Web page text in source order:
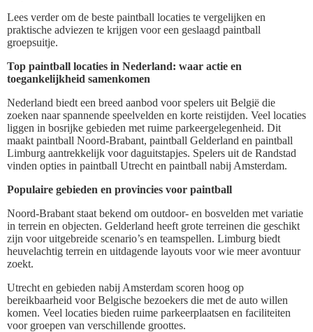
Lees verder om de beste paintball locaties te vergelijken en
praktische adviezen te krijgen voor een geslaagd paintball
groepsuitje.
Top paintball locaties in Nederland: waar actie en
toegankelijkheid samenkomen
Nederland biedt een breed aanbod voor spelers uit België die
zoeken naar spannende speelvelden en korte reistijden. Veel locaties
liggen in bosrijke gebieden met ruime parkeergelegenheid. Dit
maakt paintball Noord-Brabant, paintball Gelderland en paintball
Limburg aantrekkelijk voor daguitstapjes. Spelers uit de Randstad
vinden opties in paintball Utrecht en paintball nabij Amsterdam.
Populaire gebieden en provincies voor paintball
Noord-Brabant staat bekend om outdoor- en bosvelden met variatie
in terrein en objecten. Gelderland heeft grote terreinen die geschikt
zijn voor uitgebreide scenario’s en teamspellen. Limburg biedt
heuvelachtig terrein en uitdagende layouts voor wie meer avontuur
zoekt.
Utrecht en gebieden nabij Amsterdam scoren hoog op
bereikbaarheid voor Belgische bezoekers die met de auto willen
komen. Veel locaties bieden ruime parkeerplaatsen en faciliteiten
voor groepen van verschillende groottes.